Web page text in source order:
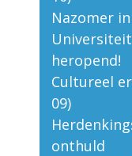
Nazomer
heropend!
Cultureel
09)
onthuld